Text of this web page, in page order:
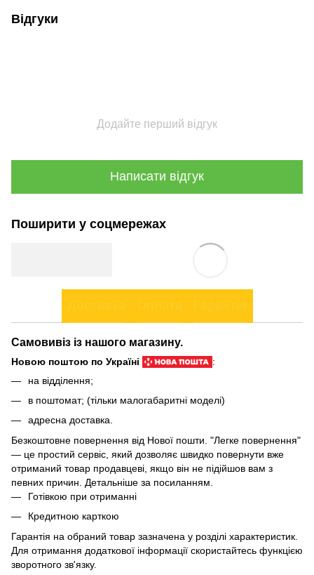
Відгуки
Додайте перший відгук
Написати відгук
Поширити у соцмережах
Самовивіз із нашого магазину.
Новою поштою по Україні
:
на відділення;
в поштомат; (тільки малогабаритні моделі)
адресна доставка.
Безкоштовне повернення від Нової пошти. "Легке повернення"
— це простий сервіс, який дозволяє швидко повернути вже
отриманий товар продавцеві, якщо він не підійшов вам з
певних причин. Детальніше за посиланням
Готівкою при отриманні
Кредитною карткою
Гарантія на обраний товар зазначена у розділі характеристик.
Для отримання додаткової інформації скористайтесь функцією
зворотного зв'язку.